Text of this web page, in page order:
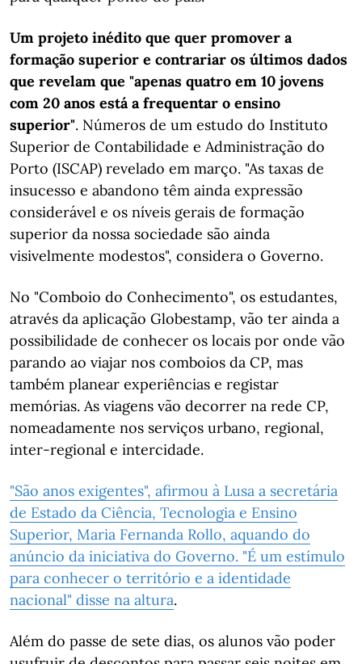
Um projeto inédito que quer promover a
formação superior e contrariar os últimos dados
que revelam que "apenas quatro em 10 jovens
com 20 anos está a frequentar o ensino
superior". Números de um estudo do Instituto
Superior de Contabilidade e Administração do
Porto (ISCAP) revelado em março. "As taxas de
insucesso e abandono têm ainda expressão
considerável e os níveis gerais de formação
superior da nossa sociedade são ainda
visivelmente modestos", considera o Governo.
No "Comboio do Conhecimento", os estudantes,
através da aplicação Globestamp, vão ter ainda a
possibilidade de conhecer os locais por onde vão
parando ao viajar nos comboios da CP, mas
também planear experiências e registar
memórias. As viagens vão decorrer na rede CP,
nomeadamente nos serviços urbano, regional,
inter-regional e intercidade.
"São anos exigentes", afirmou à Lusa a secretária
de Estado da Ciência, Tecnologia e Ensino
Superior, Maria Fernanda Rollo, aquando do
anúncio da iniciativa do Governo. "É um estímulo
para conhecer o território e a identidade
nacional" disse na altura.
Além do passe de sete dias, os alunos vão poder